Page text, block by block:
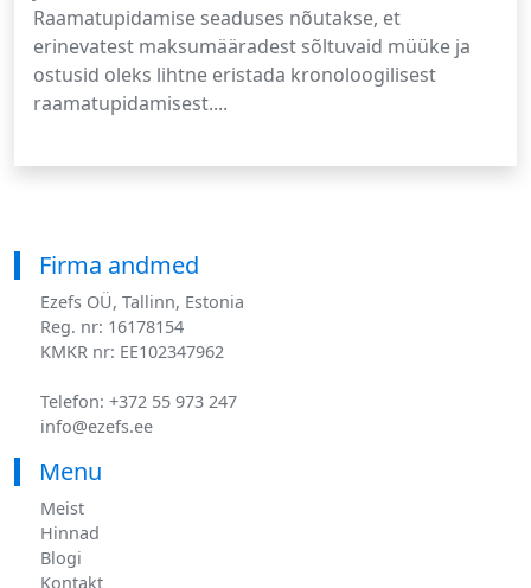
Raamatupidamise seaduses nõutakse, et
erinevatest maksumääradest sõltuvaid müüke ja
ostusid oleks lihtne eristada kronoloogilisest
raamatupidamisest....
Firma andmed
Ezefs OÜ, Tallinn, Estonia
Reg. nr: 16178154
KMKR nr: EE102347962
Telefon: +372 55 973 247
info@ezefs.ee
Menu
Meist
Hinnad
Blogi
Kontakt